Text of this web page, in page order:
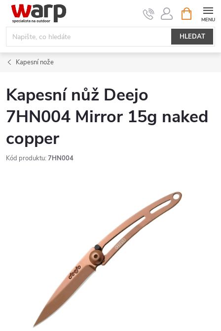
Přejít
obsah
HLEDAT
NÁKUPNÍ
KOŠÍK
Kapesní nože
Kapesní nůž Deejo
7HN004 Mirror 15g naked
copper
Kód produktu: 7HN004